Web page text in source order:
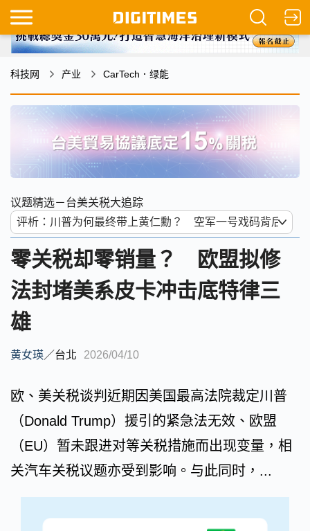
科技网 产业 CarTech．绿能
议题精选－台美关税大追踪
零关税却零销量？ 欧盟拟修
法封堵美系皮卡冲击底特律三
雄
黄女瑛／台北 2026/04/10
欧、美关税谈判近期因美国最高法院裁定川普
（Donald Trump）援引的紧急法无效、欧盟
（EU）暂未跟进对等关税措施而出现变量，相
关汽车关税议题亦受到影响。与此同时，...